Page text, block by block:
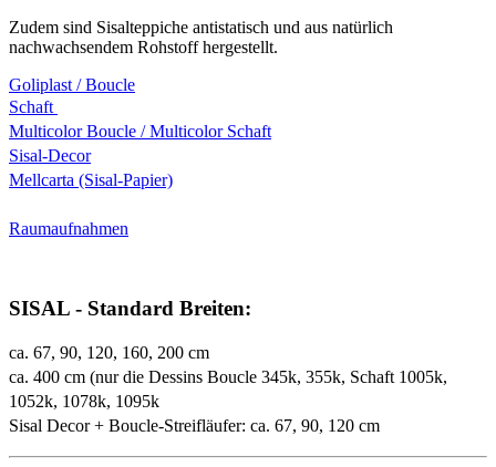
Zudem sind Sisalteppiche antistatisch und aus natürlich
nachwachsendem Rohstoff hergestellt.
Goliplast / Boucle
Schaft
Multicolor Boucle / Multicolor Schaft
Sisal-Decor
Mellcarta (Sisal-Papier)
Raumaufnahmen
SISAL - Standard Breiten:
ca. 67, 90, 120, 160, 200 cm
ca. 400 cm (nur die Dessins Boucle 345k, 355k, Schaft 1005k,
1052k, 1078k, 1095k
Sisal Decor + Boucle-Streifläufer: ca. 67, 90, 120 cm